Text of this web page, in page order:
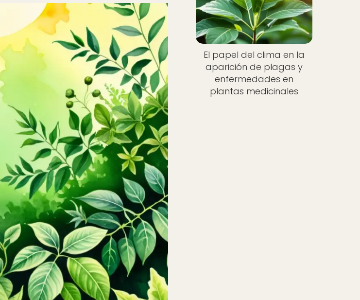
El papel del clima en la
aparición de plagas y
enfermedades en
plantas medicinales